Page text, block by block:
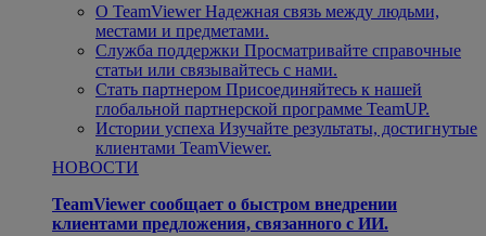
О TeamViewer Надежная связь между людьми,
местами и предметами.
Служба поддержки Просматривайте справочные
статьи или связывайтесь с нами.
Стать партнером Присоединяйтесь к нашей
глобальной партнерской программе TeamUP.
Истории успеха Изучайте результаты, достигнутые
клиентами TeamViewer.
НОВОСТИ
TeamViewer сообщает о быстром внедрении
клиентами предложения, связанного с ИИ.